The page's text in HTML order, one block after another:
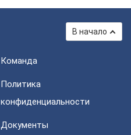
В начало
Команда
Политика
конфиденциальности
Документы